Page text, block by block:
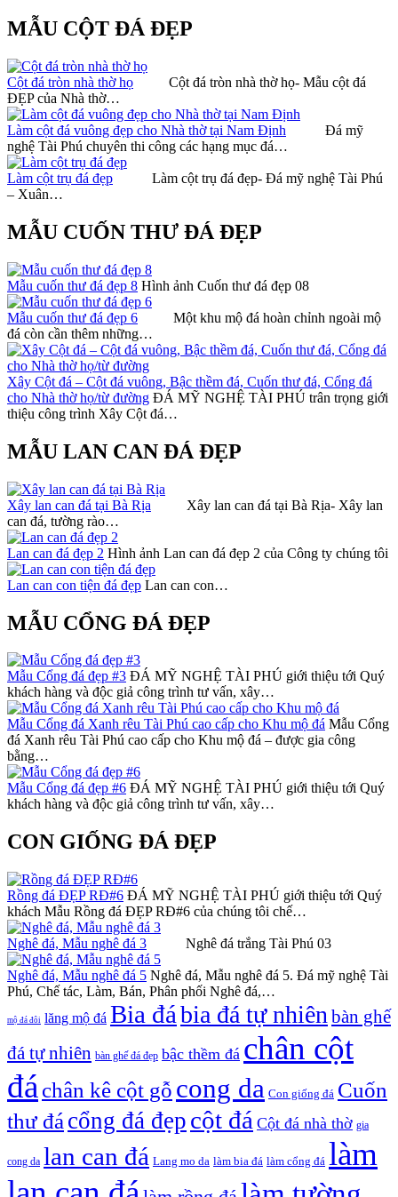
MẪU CỘT ĐÁ ĐẸP
Cột đá tròn nhà thờ họ Cột đá tròn nhà thờ họ- Mẫu cột đá
ĐẸP của Nhà thờ…
Làm cột đá vuông đẹp cho Nhà thờ tại Nam Định Đá mỹ
nghệ Tài Phú chuyên thi công các hạng mục đá…
Làm cột trụ đá đẹp Làm cột trụ đá đẹp- Đá mỹ nghệ Tài Phú
– Xuân…
MẪU CUỐN THƯ ĐÁ ĐẸP
Mẫu cuốn thư đá đẹp 8 Hình ảnh Cuốn thư đá đẹp 08
Mẫu cuốn thư đá đẹp 6 Một khu mộ đá hoàn chỉnh ngoài mộ
đá còn cần thêm những…
Xây Cột đá – Cột đá vuông, Bậc thềm đá, Cuốn thư đá, Cổng đá
cho Nhà thờ họ/từ đường ĐÁ MỸ NGHỆ TÀI PHÚ trân trọng giới
thiệu công trình Xây Cột đá…
MẪU LAN CAN ĐÁ ĐẸP
Xây lan can đá tại Bà Rịa Xây lan can đá tại Bà Rịa- Xây lan
can đá, tường rào…
Lan can đá đẹp 2 Hình ảnh Lan can đá đẹp 2 của Công ty chúng tôi
Lan can con tiện đá đẹp Lan can con…
MẪU CỔNG ĐÁ ĐẸP
Mẫu Cổng đá đẹp #3 ĐÁ MỸ NGHỆ TÀI PHÚ giới thiệu tới Quý
khách hàng và độc giả công trình tư vấn, xây…
Mẫu Cổng đá Xanh rêu Tài Phú cao cấp cho Khu mộ đá Mẫu Cổng
đá Xanh rêu Tài Phú cao cấp cho Khu mộ đá – được gia công
bằng…
Mẫu Cổng đá đẹp #6 ĐÁ MỸ NGHỆ TÀI PHÚ giới thiệu tới Quý
khách hàng và độc giả công trình tư vấn, xây…
CON GIỐNG ĐÁ ĐẸP
Rồng đá ĐẸP RĐ#6 ĐÁ MỸ NGHỆ TÀI PHÚ giới thiệu tới Quý
khách Mẫu Rồng đá ĐẸP RĐ#6 của chúng tôi chế…
Nghê đá, Mẫu nghê đá 3 Nghê đá trắng Tài Phú 03
Nghê đá, Mẫu nghê đá 5 Nghê đá, Mẫu nghê đá 5. Đá mỹ nghệ Tài
Phú, Chế tác, Làm, Bán, Phân phối Nghê đá,…
mộ đá đôi lăng mộ đá Bia đábia đá tự nhiênbàn ghế
đá tự nhiên bàn ghế đá đẹp bậc thềm đá chân cột
đáchân kê cột gỗ cong da Con giống đá Cuốn
thư đá cổng đá đẹp cột đá Cột đá nhà thờ gia
cong da lan can đá Lang mo da làm bia đá làm cổng đá làm